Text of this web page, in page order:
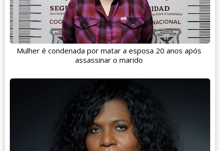
Mulher é condenada por matar a esposa 20 anos após
assassinar o marido